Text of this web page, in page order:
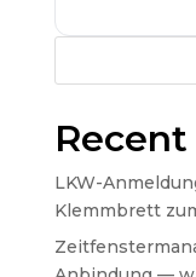
LKW-
Klemmbrett